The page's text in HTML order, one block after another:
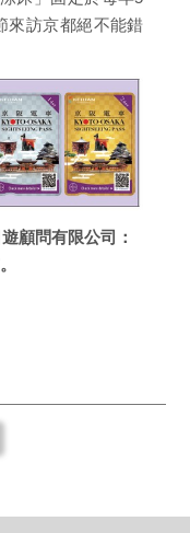
來訪京都絕不能錯
顧問有限公司：